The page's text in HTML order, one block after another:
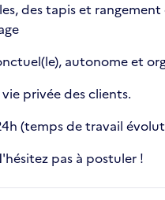
des tapis et
autonome et
privée des clients.
(temps de travail
pas à postuler !